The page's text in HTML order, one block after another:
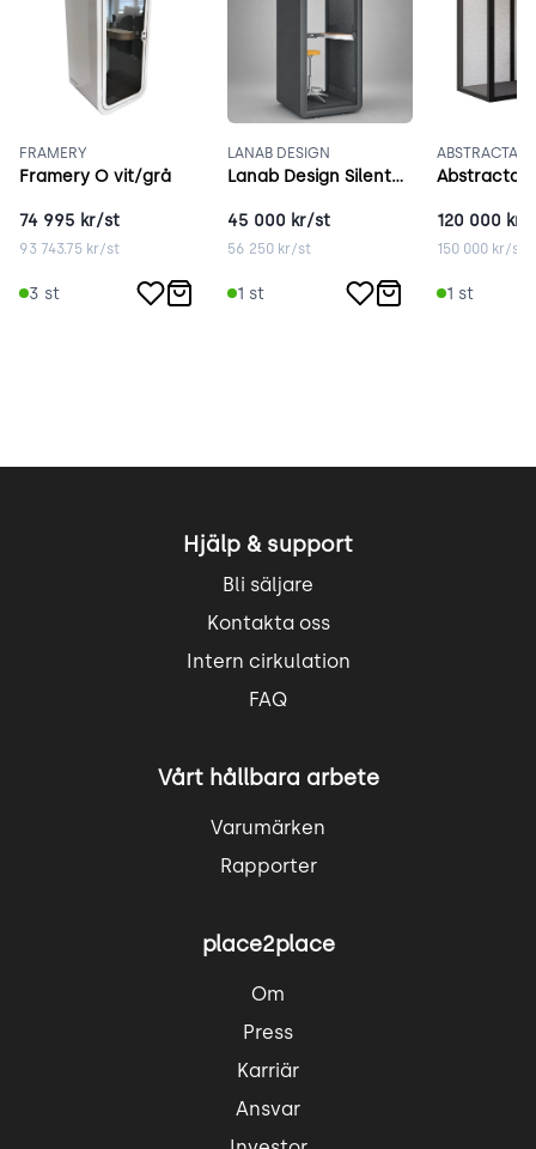
FRAMERY
Framery O vit/grå
74 995 kr/st
93 743.75 kr/st
3 st
LANAB DESIGN
Lanab Design Silento Solo grå
45 000 kr/st
56 250 kr/st
1 st
ABSTRACTA
120 000 kr/
150 000kr/st
1 st
Hjälp & support
Bli säljare
Kontakta oss
Intern cirkulation
FAQ
Vårt hållbara arbete
Varumärken
Rapporter
place2place
Om
Press
Karriär
Ansvar